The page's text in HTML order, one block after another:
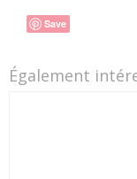
Save
Également